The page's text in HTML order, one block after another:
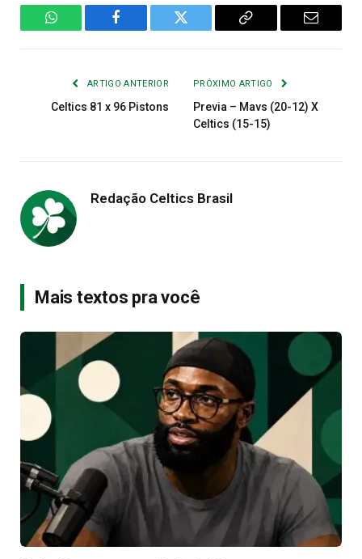
WhatsAppFacebook Twitter
Copiar
E-
ARTIGO ANTERIOR
Celtics 81 x 96 Pistons
PRÓXIMO ARTIGO
Previa – Mavs (20-12) X
Celtics (15-15)
Redação Celtics Brasil
Mais textos pra você